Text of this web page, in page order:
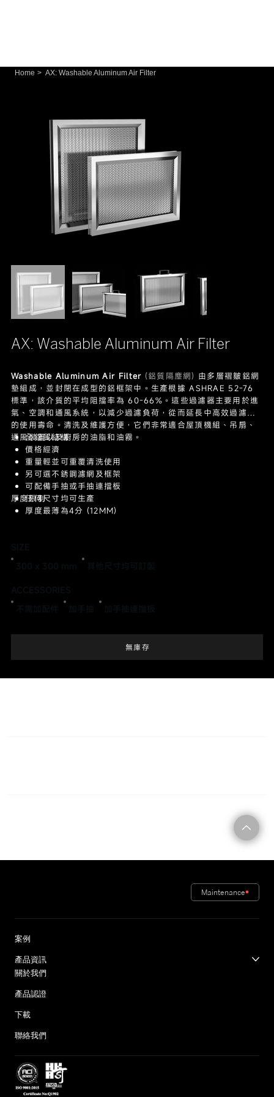
Home > AX: Washable Aluminum Air Filter
AX: Washable Aluminum Air Filter
Washable Aluminum Air Filter (鋁質隔塵網) 由多層褶皺鋁網
墊組成，並封閉在成型的鋁框架中。生產根據 ASHRAE 52-76
標準，該介質的平均阻擋率為 60-66%。這些過濾器主要用於進
氣、空調和通風系統，以減少過濾負荷，從而延長中高效過濾器
的使用壽命。清洗及維護方便，它們非常適合屋頂機組、吊扇、
通風裝置以及廚房的油脂和油霧。
全鋁質結構
價格經濟
重量輕並可重覆清洗使用
另可選不銹鋼濾網及框架
可配備手抽或手抽連擋板
任何尺寸均可生產
厚度限制
厚度最薄為4分 (12MM)
無庫存
Maintenance
案例
產品資訊
關於我們
產品認證
下載
聯絡我們